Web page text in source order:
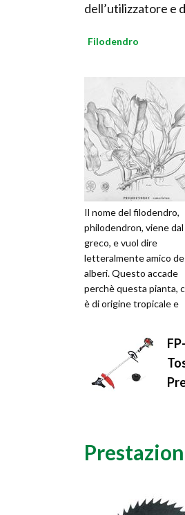
dell’utilizzatore e
Filodendro
Il nome del filodendro,
philodendron, viene dal
greco, e vuol dire
letteralmente amico
alberi. Questo accade
perchè questa pianta,
è di origine tropicale e